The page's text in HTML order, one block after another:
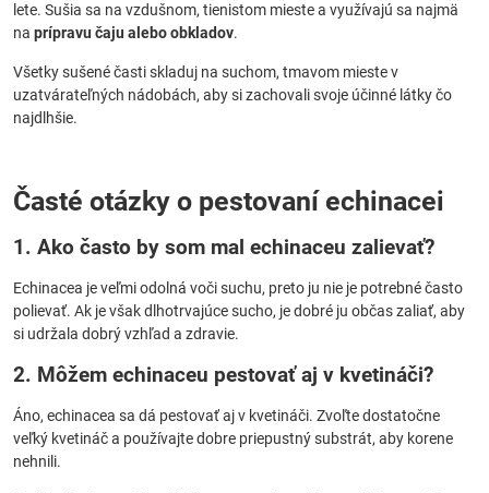
lete. Sušia sa na vzdušnom, tienistom mieste a využívajú sa najmä
na prípravu čaju alebo obkladov.
Všetky sušené časti skladuj na suchom, tmavom mieste v
uzatvárateľných nádobách, aby si zachovali svoje účinné látky čo
najdlhšie.
Časté otázky o pestovaní echinacei
1. Ako často by som mal echinaceu zalievať?
Echinacea je veľmi odolná voči suchu, preto ju nie je potrebné často
polievať. Ak je však dlhotrvajúce sucho, je dobré ju občas zaliať, aby
si udržala dobrý vzhľad a zdravie.
2. Môžem echinaceu pestovať aj v kvetináči?
Áno, echinacea sa dá pestovať aj v kvetináči. Zvoľte dostatočne
veľký kvetináč a používajte dobre priepustný substrát, aby korene
nehnili.